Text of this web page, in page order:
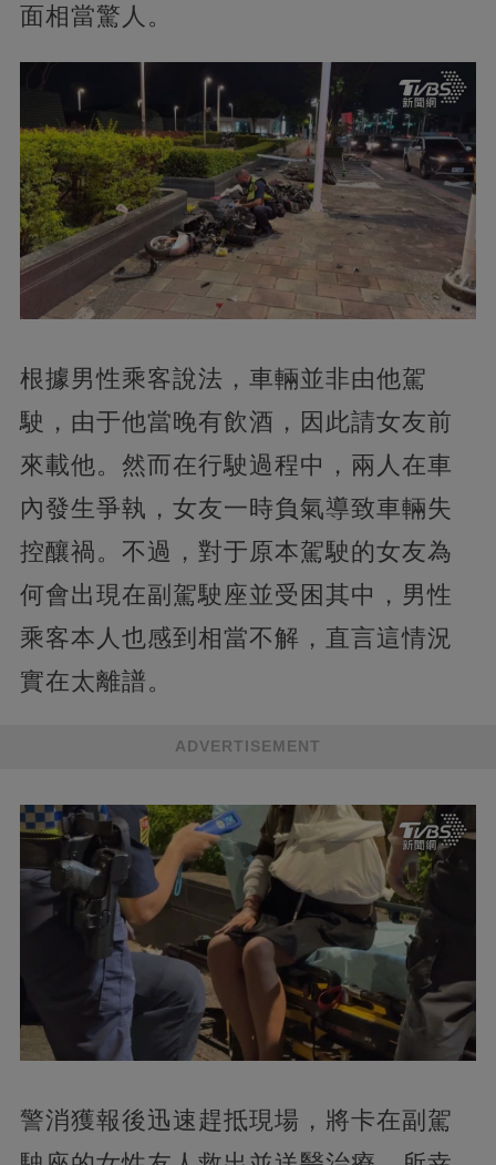
面相當驚人。
根據男性乘客說法，車輛並非由他駕
駛，由于他當晚有飲酒，因此請女友前
來載他。然而在行駛過程中，兩人在車
內發生爭執，女友一時負氣導致車輛失
控釀禍。不過，對于原本駕駛的女友為
何會出現在副駕駛座並受困其中，男性
乘客本人也感到相當不解，直言這情況
實在太離譜。
ADVERTISEMENT
警消獲報後迅速趕抵現場，將卡在副駕